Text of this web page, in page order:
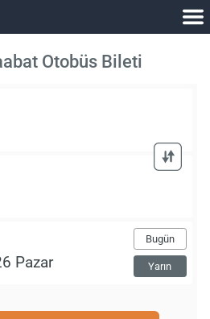
Otobüs Bileti
Bugün
Yarın